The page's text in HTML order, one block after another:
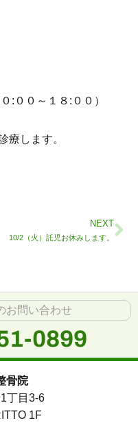
:００～１８:００）
療します。
NEXT
10/2（火）託児お休みします。
お問い合わせ
0899
骨院
丁目3-6
1F